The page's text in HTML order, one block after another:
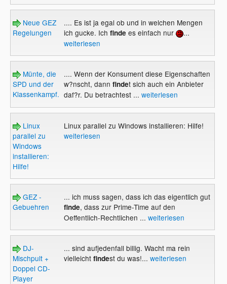
Neue GEZ
Regelungen
.... Es ist ja egal ob und in welchen Mengen
ich gucke. Ich finde es einfach nur
...
weiterlesen
Münte, die
SPD und der
Klassenkampf.
.... Wenn der Konsument diese Eigenschaften
w?nscht, dann findet sich auch ein Anbieter
daf?r. Du betrachtest ... weiterlesen
Linux
parallel zu
Windows
installieren:
Hilfe!
Linux parallel zu Windows installieren: Hilfe!
weiterlesen
GEZ -
Gebuehren
... ich muss sagen, dass ich das eigentlich gut
finde, dass zur Prime-Time auf den
Oeffentlich-Rechtlichen ... weiterlesen
DJ-
Mischpult +
Doppel CD-
Player
... sind aufjedenfall billig. Wacht ma rein
vielleichtfindest du was!... weiterlesen